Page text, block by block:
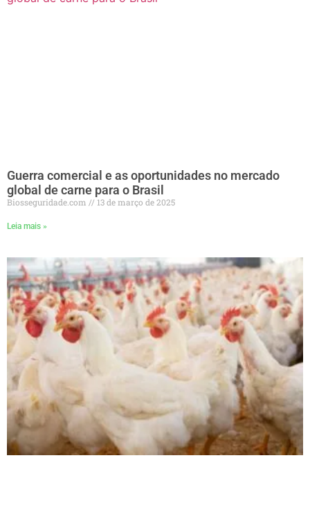
Guerra comercial e as oportunidades no mercado
global de carne para o Brasil
Biosseguridade.com 13 de março de 2025
Leia mais »